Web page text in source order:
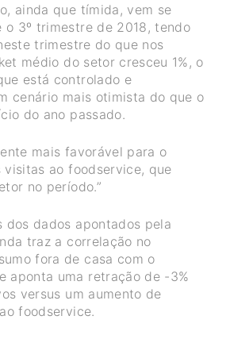
ainda que tímida, vem se
o 3º trimestre de 2018, tendo
trimestre do que nos
médio do setor cresceu 1%, o
está controlado e
cenário mais otimista do que o
do ano passado.
mais favorável para o
visitas ao foodservice, que
no período.”
dos dados apontados pela
traz a correlação no
fora de casa com o
aponta uma retração de -3%
versus um aumento de
foodservice.